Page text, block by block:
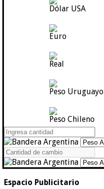
Dólar USA
Euro
Real
Peso Uruguayo
Peso Chileno
Espacio Publicitario